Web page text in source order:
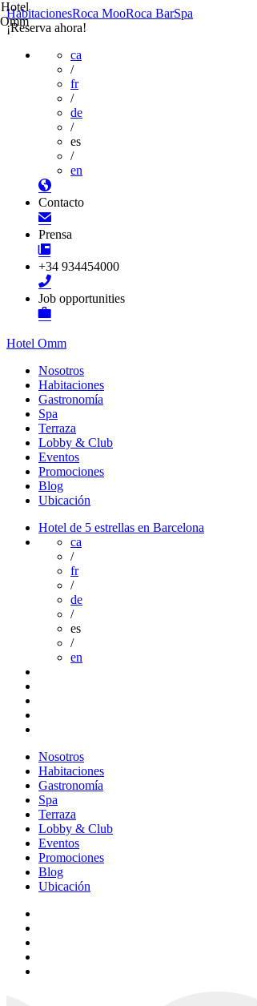
HabitacionesRoca MooRoca BarSpa
¡Reserva ahora!
ca
/
fr
/
de
/
es
/
en
Contacto
Prensa
+34 934454000
Job opportunities
Hotel Omm
Nosotros
Habitaciones
Gastronomía
Spa
Terraza
Lobby & Club
Eventos
Promociones
Blog
Ubicación
Hotel de 5 estrellas en Barcelona
ca
/
fr
/
de
/
es
/
en
Nosotros
Habitaciones
Gastronomía
Spa
Terraza
Lobby & Club
Eventos
Promociones
Blog
Ubicación
Hotel
Omm